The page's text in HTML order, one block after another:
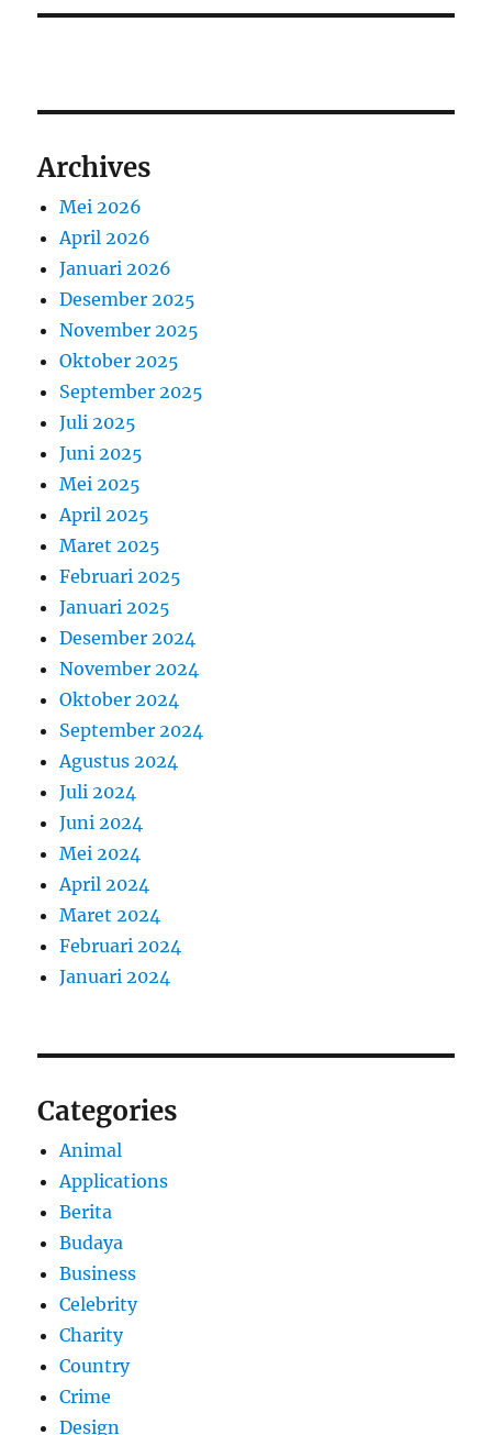
Archives
Mei 2026
April 2026
Januari 2026
Desember 2025
November 2025
Oktober 2025
September 2025
Juli 2025
Juni 2025
Mei 2025
April 2025
Maret 2025
Februari 2025
Januari 2025
Desember 2024
November 2024
Oktober 2024
September 2024
Agustus 2024
Juli 2024
Juni 2024
Mei 2024
April 2024
Maret 2024
Februari 2024
Januari 2024
Categories
Animal
Applications
Berita
Budaya
Business
Celebrity
Charity
Country
Crime
Design